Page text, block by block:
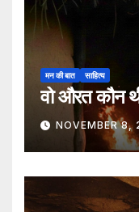
मन की बात साहित्य
वो औरत कौन
NOVEMBER